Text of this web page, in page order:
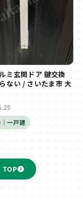
ミ玄関ドア 鍵交換
ない / さいたま市 大
一戸建
TOP